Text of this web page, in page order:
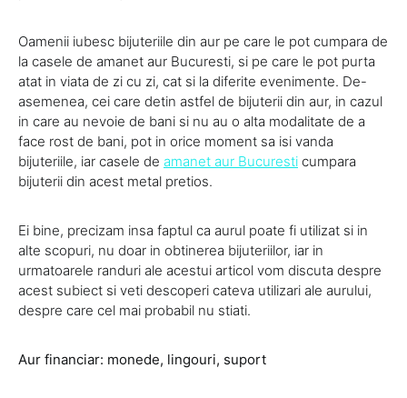
Oamenii iubesc bijuteriile din aur pe care le pot cumpara de
la casele de amanet aur Bucuresti, si pe care le pot purta
atat in viata de zi cu zi, cat si la diferite evenimente. De-
asemenea, cei care detin astfel de bijuterii din aur, in cazul
in care au nevoie de bani si nu au o alta modalitate de a
face rost de bani, pot in orice moment sa isi vanda
bijuteriile, iar casele de amanet aur Bucuresti cumpara
bijuterii din acest metal pretios.
Ei bine, precizam insa faptul ca aurul poate fi utilizat si in
alte scopuri, nu doar in obtinerea bijuteriilor, iar in
urmatoarele randuri ale acestui articol vom discuta despre
acest subiect si veti descoperi cateva utilizari ale aurului,
despre care cel mai probabil nu stiati.
Aur financiar: monede, lingouri, suport